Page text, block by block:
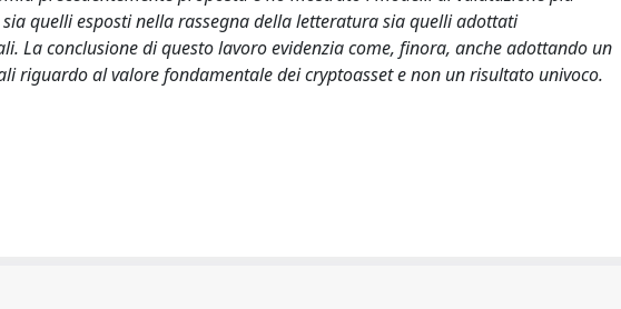
quelli esposti nella rassegna della letteratura sia quelli adottati
La conclusione di questo lavoro evidenzia come, finora, anche adottando un
riguardo al valore fondamentale dei cryptoasset e non un risultato univoco.